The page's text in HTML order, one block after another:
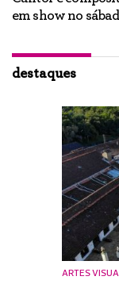
em show no
destaques
ARTES